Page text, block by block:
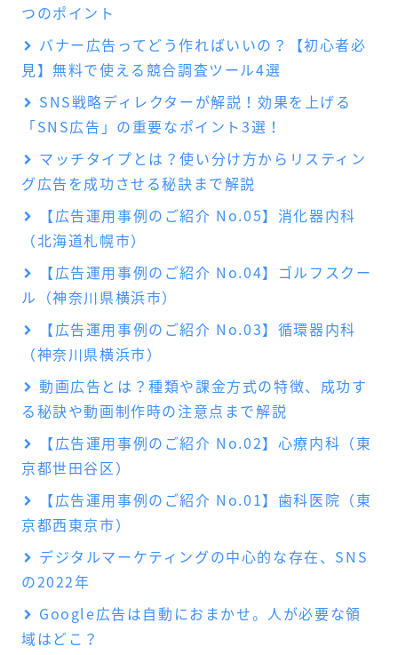
つのポイント
バナー広告ってどう作ればいいの？【初心者必
見】無料で使える競合調査ツール4選
SNS戦略ディレクターが解説！効果を上げる
「SNS広告」の重要なポイント3選！
マッチタイプとは？使い分け方からリスティン
グ広告を成功させる秘訣まで解説
【広告運用事例のご紹介 No.05】消化器内科
（北海道札幌市）
【広告運用事例のご紹介 No.04】ゴルフスクー
ル（神奈川県横浜市）
【広告運用事例のご紹介 No.03】循環器内科
（神奈川県横浜市）
動画広告とは？種類や課金方式の特徴、成功す
る秘訣や動画制作時の注意点まで解説
【広告運用事例のご紹介 No.02】心療内科（東
京都世田谷区）
【広告運用事例のご紹介 No.01】歯科医院（東
京都西東京市）
デジタルマーケティングの中心的な存在、SNS
の2022年
Google広告は自動におまかせ。人が必要な領
域はどこ？